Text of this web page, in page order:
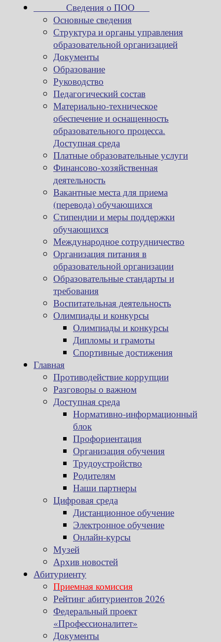
Сведения о ПОО
Основные сведения
Структура и органы управления
образовательной организацией
Документы
Образование
Руководство
Педагогический состав
Материально-техническое
обеспечение и оснащенность
образовательного процесса.
Доступная среда
Платные образовательные услуги
Финансово-хозяйственная
деятельность
Вакантные места для приема
(перевода) обучающихся
Стипендии и меры поддержки
обучающихся
Международное сотрудничество
Организация питания в
образовательной организации
Образовательные стандарты и
требования
Воспитательная деятельность
Олимпиады и конкурсы
Олимпиады и конкурсы
Дипломы и грамоты
Спортивные достижения
Главная
Противодействие коррупции
Разговоры о важном
Доступная среда
Нормативно-информационный
блок
Профориентация
Организация обучения
Трудоустройство
Родителям
Наши партнеры
Цифровая среда
Дистанционное обучение
Электронное обучение
Онлайн-курсы
Музей
Архив новостей
Абитуриенту
Приемная комиссия
Рейтинг абитуриентов 2026
Федеральный проект
«Профессионалитет»
Документы